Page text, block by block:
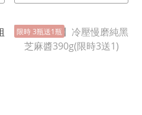
限時 3瓶送1瓶